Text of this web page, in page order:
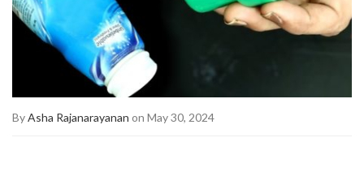
ByAsha Rajanarayanan on May 30, 2024